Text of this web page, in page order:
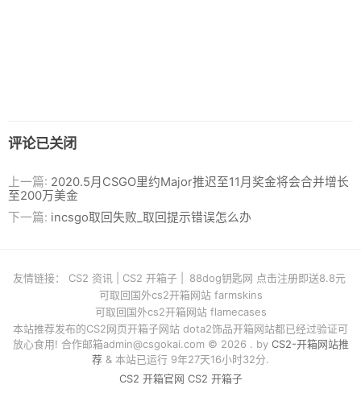
评论已关闭
上一篇: 2020.5月CSGO里约Major推迟至11月奖金将会合并增长
至200万美金
下一篇: incsgo取回失败_取回提示错误怎么办
友情链接： CS2 资讯 CS2 开箱子
88dog钥匙网 点击注册即送8.8元
可取回国外cs2开箱网站 farmskins
可取回国外cs2开箱网站 flamecases
本站推荐发布的CS2网页开箱子网站 dota2饰品开箱网站都已经过验证可
放心食用! 合作邮箱admin@csgokai.com© 2026 . by CS2-开箱网站推
荐 & 本站已运行 9年27天16小时32分.
CS2 开箱官网 CS2 开箱子